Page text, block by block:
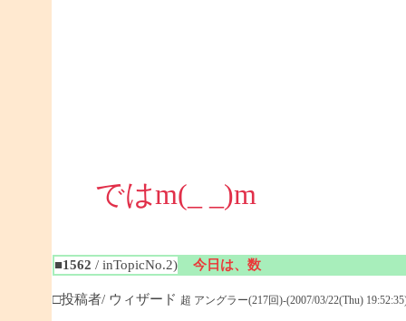
ではm(_ _)m
■1562 / inTopicNo.2) 今日は、数
□投稿者/ ウィザード 超 アングラー(217回)-(2007/03/22(Thu)